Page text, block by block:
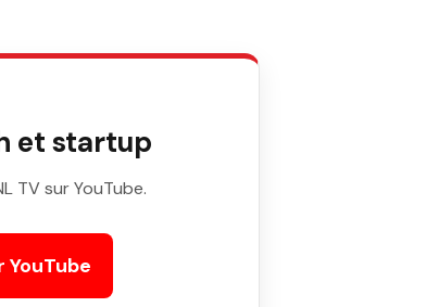
et startup
TV sur YouTube.
YouTube